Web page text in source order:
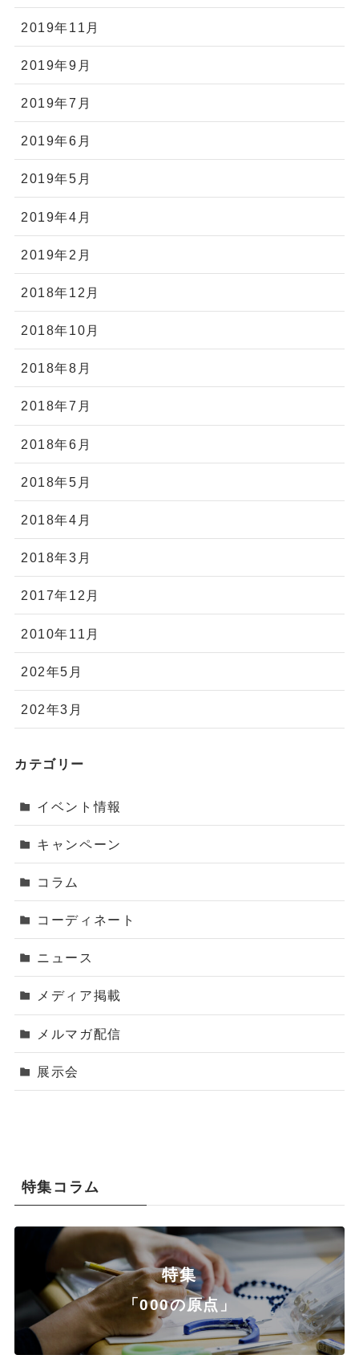
2019年11月
2019年9月
2019年7月
2019年6月
2019年5月
2019年4月
2019年2月
2018年12月
2018年10月
2018年8月
2018年7月
2018年6月
2018年5月
2018年4月
2018年3月
2017年12月
2010年11月
202年5月
202年3月
カテゴリー
イベント情報
キャンペーン
コラム
コーディネート
ニュース
メディア掲載
メルマガ配信
展示会
特集コラム
特集
「000の原点」